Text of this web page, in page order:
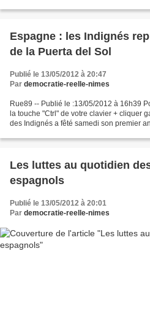
Espagne : les Indignés
de la Puerta del Sol
Publié le 13/05/2012 à 20:47
Par democratie-reelle-nimes
Rue89 -- Publié le :13/05/2012 à 16h39
la touche "Ctrl" de votre clavier + cliquer
des Indignés a fêté samedi son premier
Les luttes au quotidien
espagnols
Publié le 13/05/2012 à 20:01
Par democratie-reelle-nimes